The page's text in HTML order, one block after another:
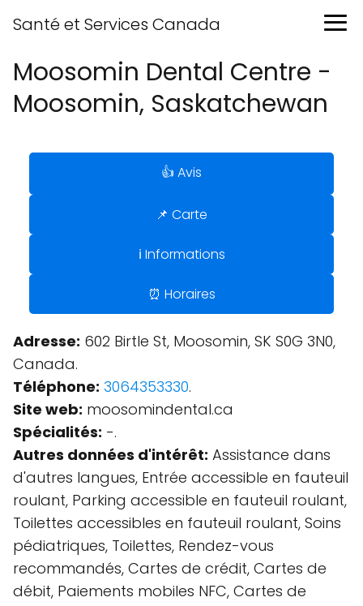
Santé et Services Canada
Moosomin Dental Centre -
Moosomin, Saskatchewan
👍 Avis
📌 Carte
ℹ️ Informations
⏰ Horaires
Adresse: 602 Birtle St, Moosomin, SK S0G 3N0,
Canada.
Téléphone: 3064353330.
Site web: moosomindental.ca
Spécialités: -.
Autres données d'intérêt: Assistance dans
d'autres langues, Entrée accessible en fauteuil
roulant, Parking accessible en fauteuil roulant,
Toilettes accessibles en fauteuil roulant, Soins
pédiatriques, Toilettes, Rendez-vous
recommandés, Cartes de crédit, Cartes de
débit, Paiements mobiles NFC, Cartes de